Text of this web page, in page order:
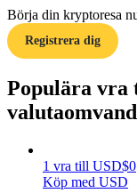
Tjäna
Börja din kryptoresa
Registrera dig
Populära
1 vra till USD$0
Köp med USD